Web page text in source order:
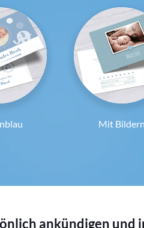
Mit Bildern
ankündigen und